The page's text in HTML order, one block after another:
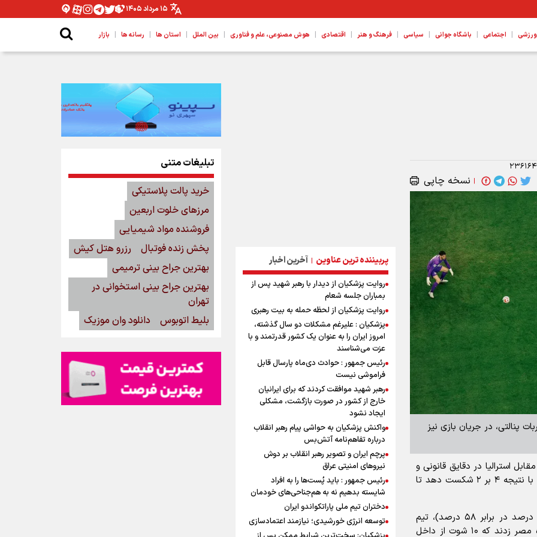
۱۵ مرداد ۱۴۰۵
ورزشی | اجتماعی | باشگاه جوانی | سیاسی | فرهنگ و هنر | اقتصادی | هوش مصنوعی، علم و فناوری | بین الملل | استان ها | رسانه ها | بازار
| نسخه چاپی
پنالتی، در جریان بازی نیز
استرالیا در دقایق قانونی و
وقت‌های اضافه موفق شد حریفش را در ضربات پنالتی با نتیجه ۴ بر ۲ شکست دهد تا
در این دیدار استرالیا با وجود مالکیت کمتر توپ (۴۲ درصد در برابر ۵۸ درصد)، تیم
تهاجمی‌تری بود. استرالیایی‌ها ۱۶ شوت به سمت دروازه مصر زدند که ۱۰ شوت از داخل
پربیننده ترین عناوین | آخرین اخبار
روایت پزشکیان از دیدار با رهبر شهید پس از
بمباران جلسه شعام
روایت پزشکیان از لحظه حمله به بیت رهبری
پزشکیان : علیرغم مشکلات دو سال گذشته،
امروز ایران را به عنوان یک کشور قدرتمند و با
عزت می‌شناسند
رئیس جمهور : حوادث دی‌ماه پارسال قابل
فراموشی نیست
رهبر شهید موافقت کردند که برای ایرانیان
خارج از کشور در صورت بازگشت، مشکلی
ایجاد نشود
واکنش پزشکیان به حواشی پیام رهبر انقلاب
درباره تفاهم‌نامه آتش‌بس
پرچم ایران و تصویر رهبر انقلاب بر دوش
نیروهای امنیتی عراق
رئیس جمهور : باید پُست‌ها را به افراد
شایسته بدهیم نه به هم‌جناحی‌های خودمان
دختران تیم ملی پاراتکواندو ایران
توسعه انرژی خورشیدی؛ نیازمند اعتمادسازی
تبلیغات متنی
خرید پالت پلاستیکی
مرزهای خلوت اربعین
فروشنده مواد شیمیایی
پخش زنده فوتبال
رزرو هتل کیش
بهترین جراح بینی ترمیمی
بهترین جراح بینی استخوانی در
تهران
بلیط اتوبوس
دانلود وان موزیک